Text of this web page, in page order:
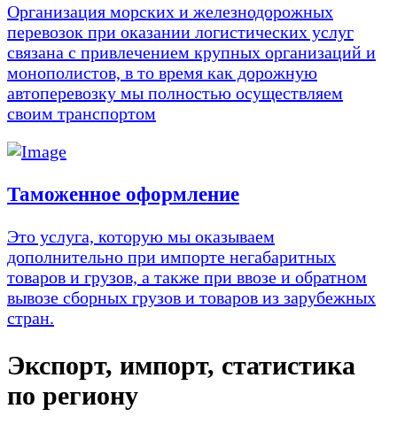
Организация морских и железнодорожных
перевозок при оказании логистических услуг
связана с привлечением крупных организаций и
монополистов, в то время как дорожную
автоперевозку мы полностью осуществляем
своим транспортом
Таможенное оформление
Это услуга, которую мы оказываем
дополнительно при импорте негабаритных
товаров и грузов, а также при ввозе и обратном
вывозе сборных грузов и товаров из зарубежных
стран.
Экспорт, импорт, статистика
по региону